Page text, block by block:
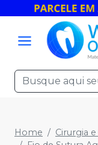
Home
Cirurgia